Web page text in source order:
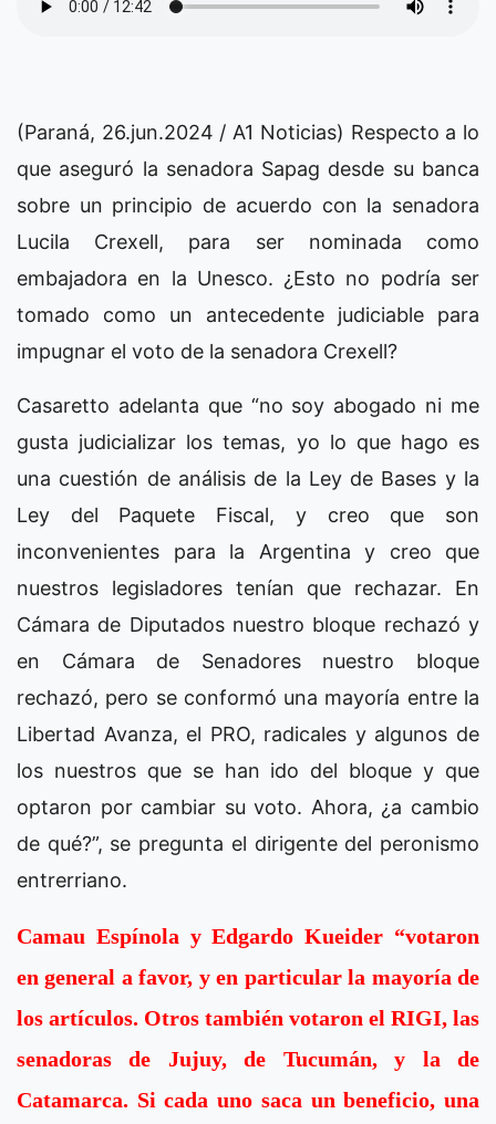
(Paraná, 26.jun.2024 / A1 Noticias) Respecto a lo
que aseguró la senadora Sapag desde su banca
sobre un principio de acuerdo con la senadora
Lucila Crexell, para ser nominada como
embajadora en la Unesco. ¿Esto no podría ser
tomado como un antecedente judiciable para
impugnar el voto de la senadora Crexell?
Casaretto adelanta que “no soy abogado ni me
gusta judicializar los temas, yo lo que hago es
una cuestión de análisis de la Ley de Bases y la
Ley del Paquete Fiscal, y creo que son
inconvenientes para la Argentina y creo que
nuestros legisladores tenían que rechazar. En
Cámara de Diputados nuestro bloque rechazó y
en Cámara de Senadores nuestro bloque
rechazó, pero se conformó una mayoría entre la
Libertad Avanza, el PRO, radicales y algunos de
los nuestros que se han ido del bloque y que
optaron por cambiar su voto. Ahora, ¿a cambio
de qué?”, se pregunta el dirigente del peronismo
entrerriano.
Camau Espínola y Edgardo Kueider “votaron
en general a favor, y en particular la mayoría de
los artículos. Otros también votaron el RIGI, las
senadoras de Jujuy, de Tucumán, y la de
Catamarca. Si cada uno saca un beneficio, una